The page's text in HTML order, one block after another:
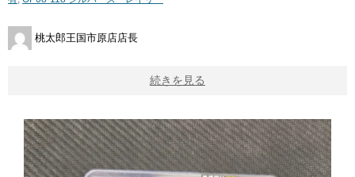
桃太郎王国市原店店長
続きを見る